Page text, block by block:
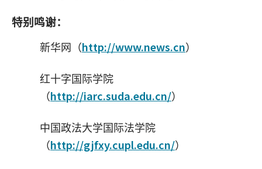
特别鸣谢：
新华网（http://www.news.cn）
红十字国际学院
（http://iarc.suda.edu.cn/）
中国政法大学国际法学院
（http://gjfxy.cupl.edu.cn/）